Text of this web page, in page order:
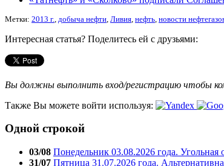
Метки: 2013 г. добыча нефти Ливия нефть новости
Интересная статья? Поделитесь ей с друзьями:
Вы должны выполнить вход/регистрацию чтобы
Также Вы можете войти используя:
Одной строкой
03/08 Понедельник 03.08.2026 года. Угольная
31/07 Пятница 31.07.2026 года.